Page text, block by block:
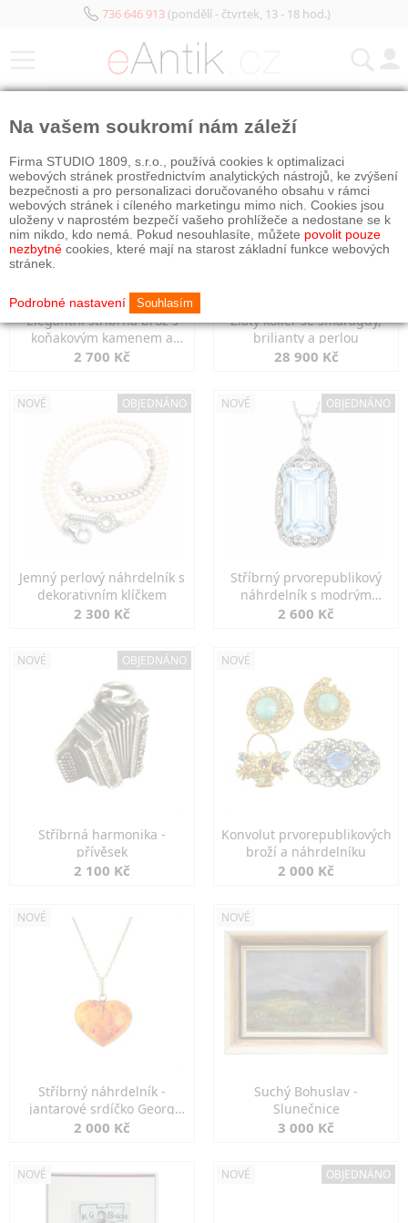
736 646 913(pondělí - čtvrtek, 13 - 18 hod.)
Elegantní stříbrná brož s
koňakovým kamenem a
markazity
2 700 Kč
Zlatý kolier se smaragdy,
brilianty a perlou
28 900 Kč
NOVÉ OBJEDNÁNO
Jemný perlový náhrdelník s
dekorativním klíčkem
2 300 Kč
NOVÉ OBJEDNÁNO
Stříbrný prvorepublikový
náhrdelník s modrým
spinelem
2 600 Kč
NOVÉ OBJEDNÁNO
Stříbrná harmonika -
přívěsek
2 100 Kč
NOVÉ
Konvolut prvorepublikových
broží a náhrdelníku
2 000 Kč
NOVÉ
Stříbrný náhrdelník -
jantarové srdíčko Georg
Kramer
2 000 Kč
NOVÉ
Suchý Bohuslav -
Slunečnice
3 000 Kč
NOVÉ NOVÉ OBJEDNÁNO
Na vašem soukromí nám záleží
Firma STUDIO 1809, s.r.o., používá cookies k optimalizaci
webových stránek prostřednictvím analytických nástrojů, ke zvýšení
bezpečnosti a pro personalizaci doručovaného obsahu v rámci
webových stránek i cíleného marketingu mimo nich. Cookies jsou
uloženy v naprostém bezpečí vašeho prohlížeče a nedostane se k
nim nikdo, kdo nemá. Pokud nesouhlasíte, můžete povolit pouze
nezbytné cookies, které mají na starost základní funkce webových
stránek.
Podrobné nastavení Souhlasím